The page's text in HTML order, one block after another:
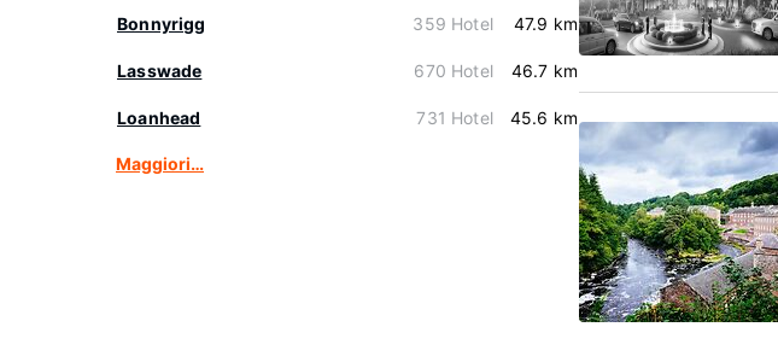
Bonnyrigg 359 Hotel 47.9 km
Lasswade 670 Hotel 46.7 km
Loanhead 731 Hotel 45.6 km
Maggiori…